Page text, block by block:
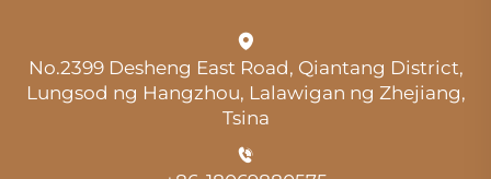
No.2399 Desheng East Road, Qiantang District,
Lungsod ng Hangzhou, Lalawigan ng Zhejiang,
Tsina